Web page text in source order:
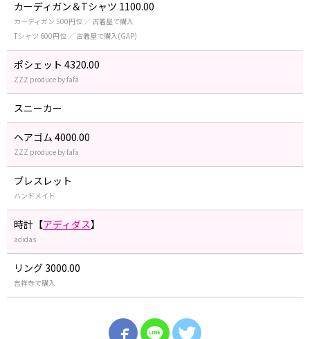
カーディガン＆Tシャツ 1100.00
カーディガン 500円位 ／ 古着屋で購入
Tシャツ 600円位 ／ 古着屋で購入(GAP)
ポシェット 4320.00
ZZZ produce by fafa
スニーカー
ヘアゴム 4000.00
ZZZ produce by fafa
ブレスレット
ハンドメイド
時計【アディダス】
adidas
リング 3000.00
吉祥寺で購入